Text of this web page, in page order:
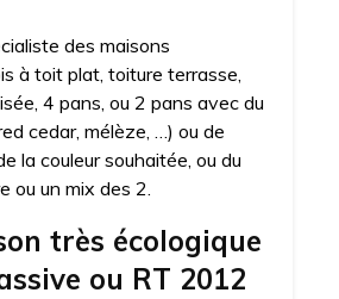
des maisons
à toit plat, toiture terrasse,
4 pans, ou 2 pans avec du
cedar, mélèze, …) ou de
la couleur souhaitée, ou du
ou un mix des 2.
très écologique
ou RT 2012